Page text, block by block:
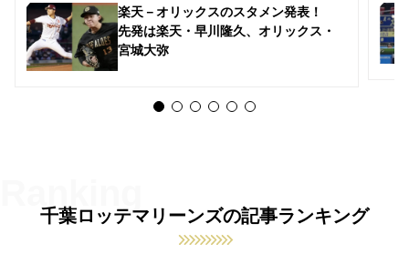
楽天－オリックスのスタメン発表！
先発は楽天・早川隆久、オリックス・
宮城大弥
千葉ロッテマリーンズの記事ランキング